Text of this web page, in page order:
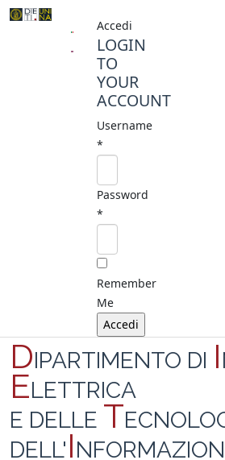
Accedi
LOGIN
TO
YOUR
ACCOUNT
Username
*
Password
*
Remember
Me
DIPARTIMENTO DI I
ELETTRICA
E DELLE T
DELL'I